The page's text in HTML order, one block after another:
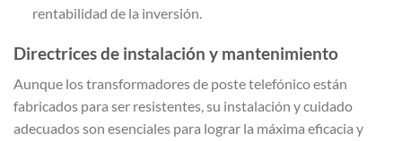
rentabilidad de la inversión.
Directrices de instalación y mantenimiento
Aunque los transformadores de poste telefónico están
fabricados para ser resistentes, su instalación y cuidado
adecuados son esenciales para lograr la máxima eficacia y